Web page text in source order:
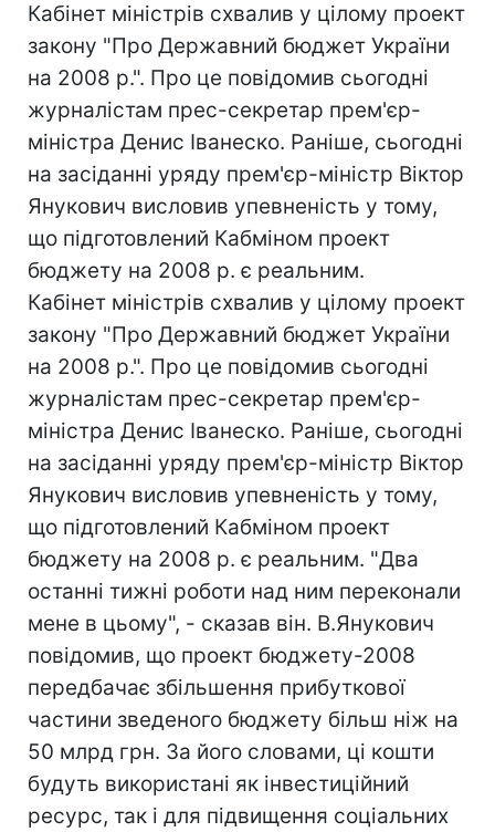
Кабінет міністрів схвалив у цілому проект
закону "Про Державний бюджет України
на 2008 р.". Про це повідомив сьогодні
журналістам прес-секретар прем'єр-
міністра Денис Іванеско. Раніше, сьогодні
на засіданні уряду прем'єр-міністр Віктор
Янукович висловив упевненість у тому,
що підготовлений Кабміном проект
бюджету на 2008 р. є реальним.
Кабінет міністрів схвалив у цілому проект
закону "Про Державний бюджет України
на 2008 р.". Про це повідомив сьогодні
журналістам прес-секретар прем'єр-
міністра Денис Іванеско. Раніше, сьогодні
на засіданні уряду прем'єр-міністр Віктор
Янукович висловив упевненість у тому,
що підготовлений Кабміном проект
бюджету на 2008 р. є реальним. "Два
останні тижні роботи над ним переконали
мене в цьому", - сказав він. В.Янукович
повідомив, що проект бюджету-2008
передбачає збільшення прибуткової
частини зведеного бюджету більш ніж на
50 млрд грн. За його словами, ці кошти
будуть використані як інвестиційний
ресурс, так і для підвищення соціальних